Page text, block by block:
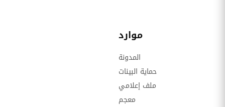
موارد
المدونة
حماية البينات
ملف إعلامي
معجم